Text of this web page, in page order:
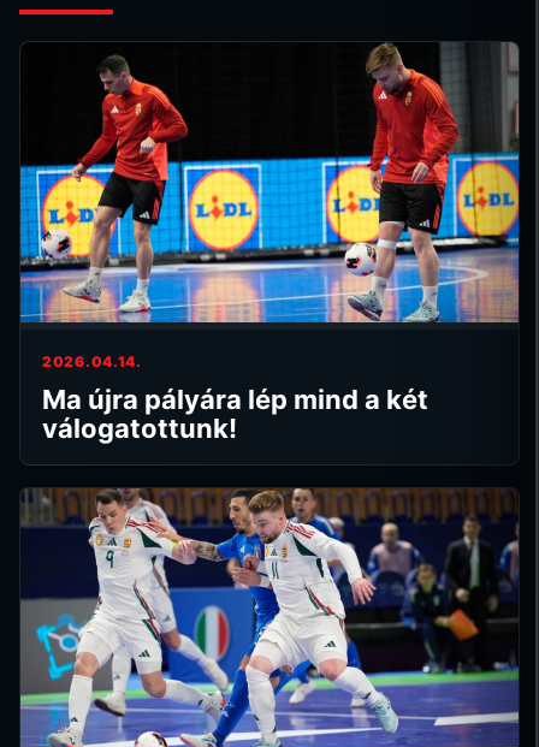
2026.04.14.
Ma újra pályára lép mind a két
válogatottunk!